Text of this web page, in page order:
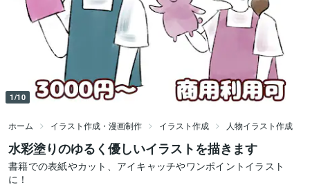
1/10
ホーム イラスト作成・漫画制作 イラスト作成 人物イラスト作成
水彩塗りのゆるく優しいイラストを描きます
書籍での表紙やカット、アイキャッチやワンポイントイラスト
に！